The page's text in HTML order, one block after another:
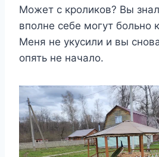
Может с кроликов? Вы
вполне себе могут больно
Меня не укусили и вы
опять не начало.